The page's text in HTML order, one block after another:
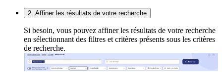
2. Affiner les résultats de votre recherche
Si besoin, vous pouvez affiner les résultats de votre recherche
en sélectionnant des filtres et critères présents sous les critères
de recherche.